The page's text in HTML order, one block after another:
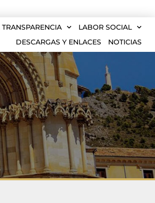
LABOR SOCIAL
DESCARGAS Y ENLACES
NOTICIAS